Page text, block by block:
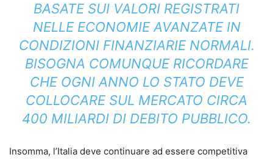
BASATE SUI VALORI REGISTRATI
NELLE ECONOMIE AVANZATE IN
CONDIZIONI FINANZIARIE NORMALI.
BISOGNA COMUNQUE RICORDARE
CHE OGNI ANNO LO STATO DEVE
COLLOCARE SUL MERCATO CIRCA
400 MILIARDI DI DEBITO PUBBLICO.
Insomma, l’Italia deve continuare ad essere competitiva